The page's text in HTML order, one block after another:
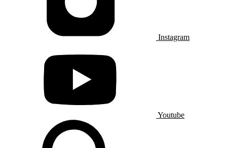
Instagram
Youtube